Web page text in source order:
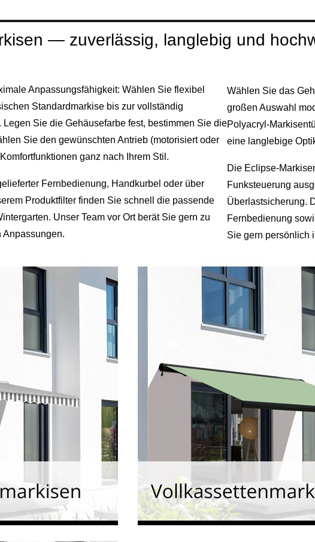
— zuverlässig, langlebig und
Anpassungsfähigkeit: Wählen Sie flexibel
Standardmarkise bis zur vollständig
Sie die Gehäusefarbe fest, bestimmen Sie die
Sie den gewünschten Antrieb (motorisiert oder
ganz nach Ihrem Stil.
Fernbedienung, Handkurbel oder über
Produktfilter finden Sie schnell die passende
Unser Team vor Ort berät Sie gern zu
Anpassungen.
Wählen Sie das
großen Auswahl
Polyacryl-
eine langlebige
Die Eclipse-
Funksteuerung
Überlastsicherung.
Fernbedienung
Sie gern persönlich